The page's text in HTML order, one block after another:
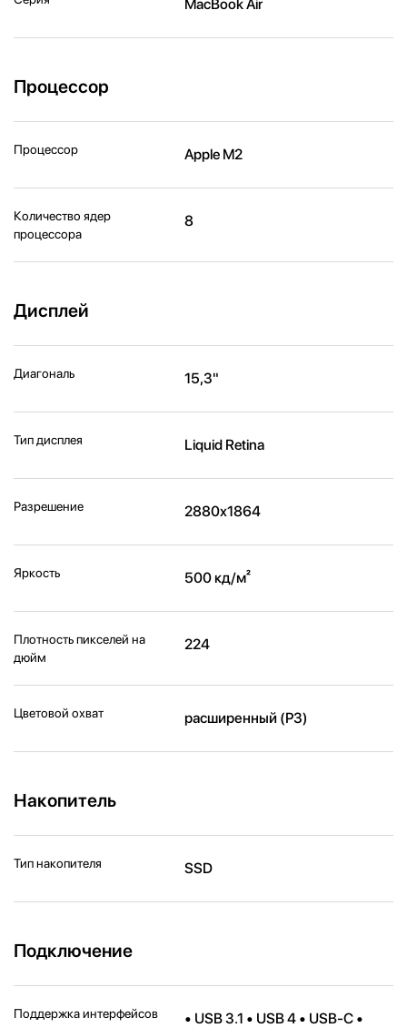
MacBook Air
Процессор
Процессор Apple M2
Количество ядер
процессора
8
Дисплей
Диагональ 15,3"
Тип дисплея Liquid Retina
Разрешение 2880x1864
Яркость 500 кд/м²
Плотность пикселей на
дюйм
224
Цветовой охват расширенный (P3)
Накопитель
Тип накопителя SSD
Подключение
Поддержка интерфейсов
• USB 3.1 • USB 4 • USB-C •